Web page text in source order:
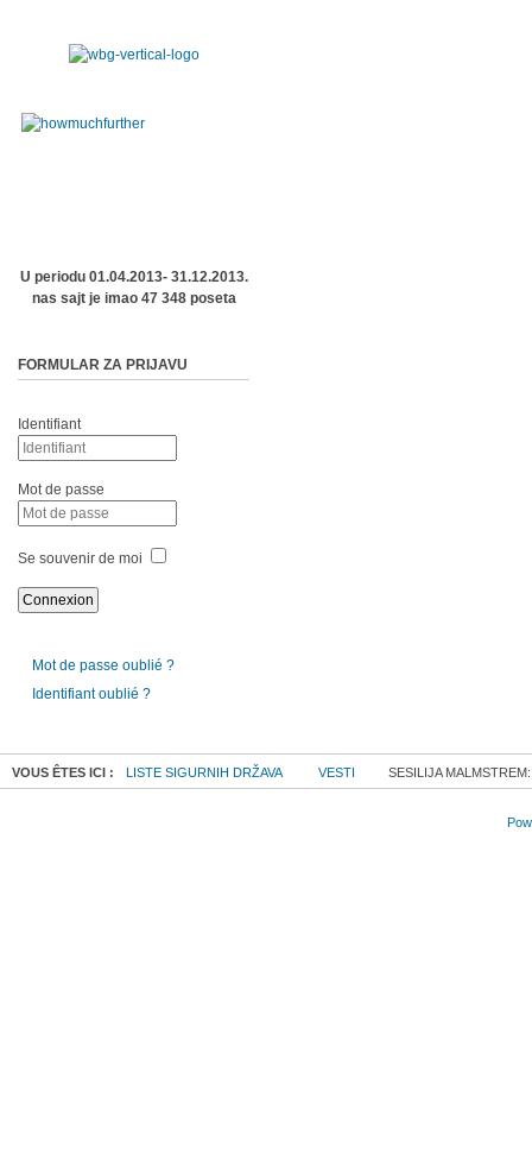
U periodu 01.04.2013- 31.12.2013.
nas sajt je imao 47 348 poseta
FORMULAR ZA PRIJAVU
Identifiant
Mot de passe
Se souvenir de moi
Mot de passe oublié ?
Identifiant oublié ?
VOUS ÊTES ICI : LISTE SIGURNIH DRŽAVA VESTI SESILIJA